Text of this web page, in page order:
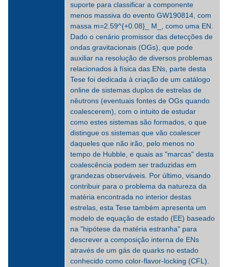
suporte para classificar a componente
menos massiva do evento GW190814, com
massa m=2.59^{+0.08}_ M_, como uma EN.
Dado o cenário promissor das detecções de
ondas gravitacionais (OGs), que pode
auxiliar na resolução de diversos problemas
relacionados à física das ENs, parte desta
Tese foi dedicada à criação de um catálogo
online de sistemas duplos de estrelas de
nêutrons (eventuais fontes de OGs quando
coalescerem), com o intuito de estudar
como estes sistemas são formados, o que
distingue os sistemas que vão coalescer
daqueles que não irão, pelo menos no
tempo de Hubble, e quais as "marcas" desta
coalescência podem ser traduzidas em
grandezas observáveis. Por último, visando
contribuir para o problema da natureza da
matéria encontrada no interior destas
estrelas, esta Tese também apresenta um
modelo de equação de estado (EE) baseado
na "hipótese da matéria estranha" para
descrever a composição interna de ENs
através de um gás de quarks no estado
conhecido como color-flavor-locking (CFL).